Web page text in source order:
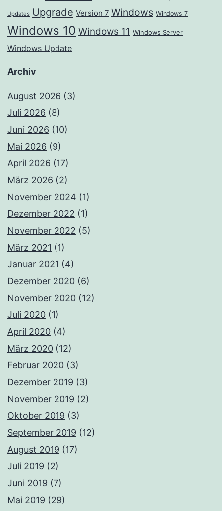
Updates Upgrade Version 7 Windows Windows 7
Windows 10 Windows 11 Windows Server
Windows Update
Archiv
August 2026 (3)
Juli 2026 (8)
Juni 2026 (10)
Mai 2026 (9)
April 2026 (17)
März 2026 (2)
November 2024 (1)
Dezember 2022 (1)
November 2022 (5)
März 2021 (1)
Januar 2021 (4)
Dezember 2020 (6)
November 2020 (12)
Juli 2020 (1)
April 2020 (4)
März 2020 (12)
Februar 2020 (3)
Dezember 2019 (3)
November 2019 (2)
Oktober 2019 (3)
September 2019 (12)
August 2019 (17)
Juli 2019 (2)
Juni 2019 (7)
Mai 2019 (29)